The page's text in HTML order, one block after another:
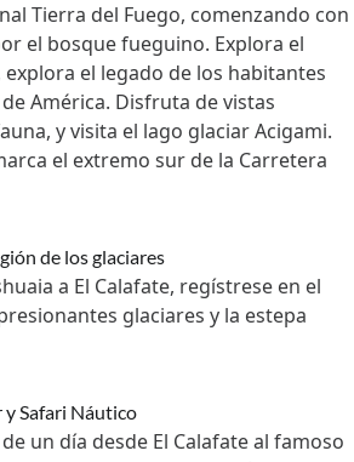
Tierra del Fuego, comenzando con
el bosque fueguino. Explora el
el legado de los habitantes
América. Disfruta de vistas
y visita el lago glaciar Acigami.
el extremo sur de la Carretera
de los glaciares
a El Calafate, regístrese en el
glaciares y la estepa
Safari Náutico
un día desde El Calafate al famoso